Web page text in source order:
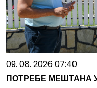
09. 08. 2026 07:40
ПОТРЕБЕ МЕШТАНА У